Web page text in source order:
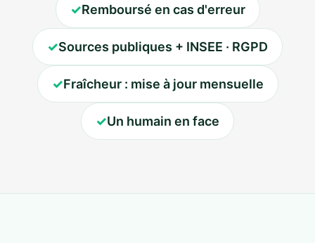
✓Remboursé en cas d'erreur
✓Sources publiques + INSEE · RGPD
✓Fraîcheur : mise à jour mensuelle
✓Un humain en face